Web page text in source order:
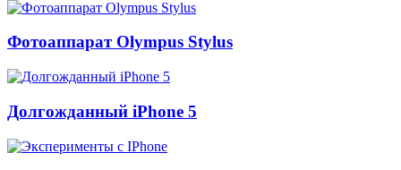
Фотоаппарат Olympus Stylus
Долгожданный iPhone 5